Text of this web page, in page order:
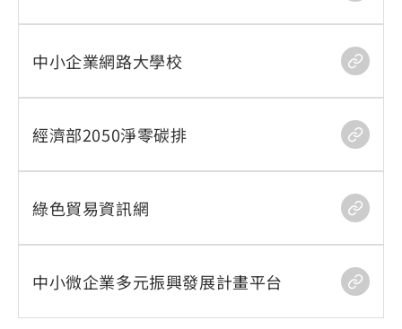
中小企業網路大學校
經濟部2050淨零碳排
綠色貿易資訊網
中小微企業多元振興發展計畫平台